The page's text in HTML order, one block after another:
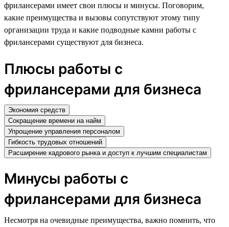
фрилансерами имеет свои плюсы и минусы. Поговорим,
какие преимущества и вызовы сопутствуют этому типу
организации труда и какие подводные камни работы с
фрилансерами существуют для бизнеса.
Плюсы работы с
фрилансерами для бизнеса
Экономия средств
Сокращение времени на найм
Упрощение управления персоналом
Гибкость трудовых отношений
Расширение кадрового рынка и доступ к лучшим специалистам
Минусы работы с
фрилансерами для бизнеса
Несмотря на очевидные преимущества, важно помнить, что